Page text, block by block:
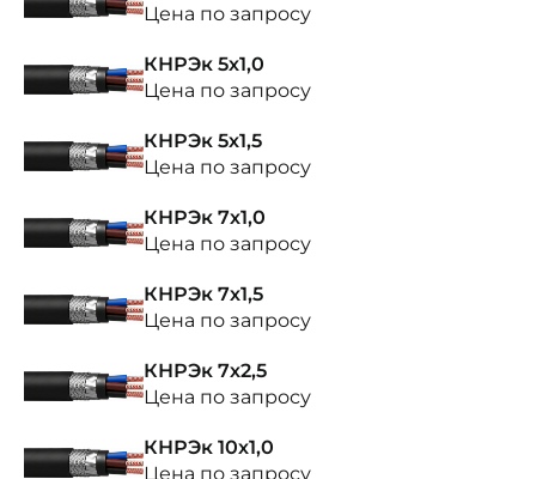
Цена по запросу
КНРЭк 5х1,0
Цена по запросу
КНРЭк 5х1,5
Цена по запросу
КНРЭк 7х1,0
Цена по запросу
КНРЭк 7х1,5
Цена по запросу
КНРЭк 7х2,5
Цена по запросу
КНРЭк 10х1,0
Цена по запросу